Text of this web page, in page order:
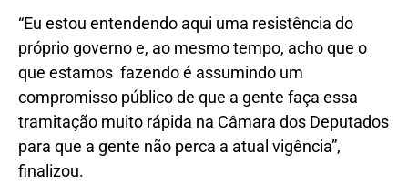
“Eu estou entendendo aqui uma resistência do
próprio governo e, ao mesmo tempo, acho que o
que estamos fazendo é assumindo um
compromisso público de que a gente faça essa
tramitação muito rápida na Câmara dos Deputados
para que a gente não perca a atual vigência”,
finalizou.